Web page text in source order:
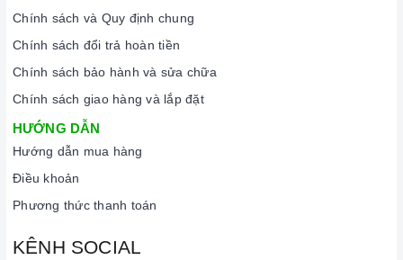
Chính sách và Quy định chung
Chính sách đổi trả hoàn tiền
Chính sách bảo hành và sửa chữa
Chính sách giao hàng và lắp đặt
HƯỚNG DẪN
Hướng dẫn mua hàng
Điều khoản
Phương thức thanh toán
KÊNH SOCIAL